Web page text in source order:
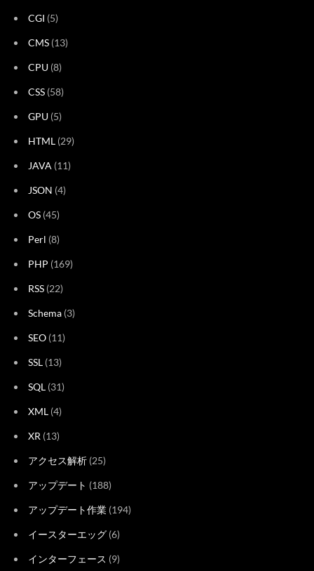
CGI (5)
CMS (13)
CPU (8)
CSS (58)
GPU (5)
HTML (29)
JAVA (11)
JSON (4)
OS (45)
Perl (8)
PHP (169)
RSS (22)
Schema (3)
SEO (11)
SSL (13)
SQL (31)
XML (4)
XR (13)
アクセス解析 (25)
アップデート (188)
アップデート作業 (194)
イースターエッグ (6)
インターフェース (9)